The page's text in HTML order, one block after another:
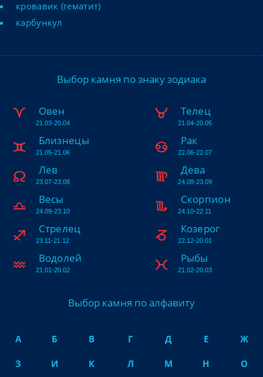
кровавик (гематит)
карбункул
Выбор камня по знаку зодиака
Овен
21.03-20.04
Телец
21.04-20.05
Близнецы
21.05-21.06
Рак
22.06-22.07
Лев
23.07-23.08
Дева
24.08-23.09
Весы
24.09-23.10
Скорпион
24.10-22.11
Стрелец
23.11-21.12
Козерог
22.12-20.01
Водолей
21.01-20.02
Рыбы
21.02-20.03
Выбор камня по алфавиту
А Б В Г Д Е Ж
З И К Л М Н О